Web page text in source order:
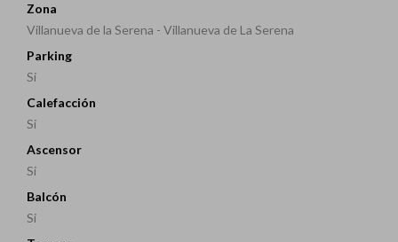
Zona
Villanueva de la Serena - Villanueva de La Serena
Parking
Si
Calefacción
Si
Ascensor
Si
Balcón
Si